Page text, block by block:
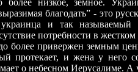
благодать” - это
и так
потребности в жестком
привержен земным
протекает, и жена у него
о небесном Иерусалиме.